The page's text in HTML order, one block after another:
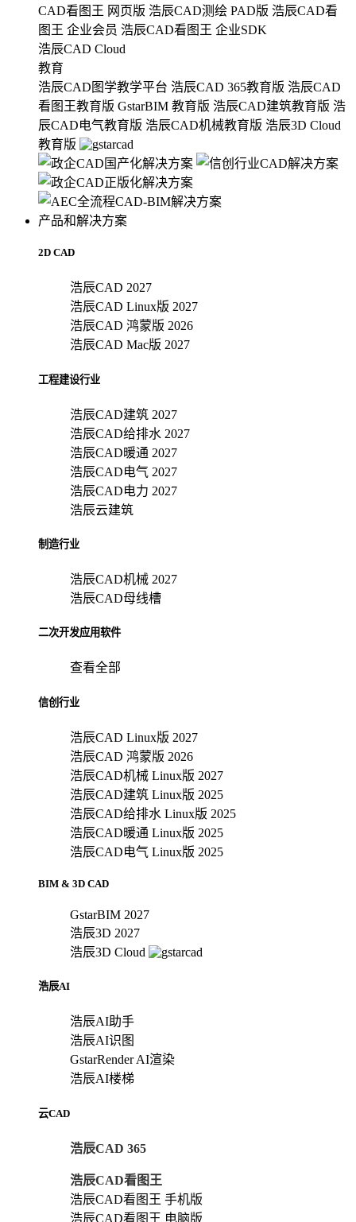
CAD看图王 网页版 浩辰CAD测绘 PAD版 浩辰CAD看
图王 企业会员 浩辰CAD看图王 企业SDK
浩辰CAD Cloud
教育
浩辰CAD图学教学平台 浩辰CAD 365教育版 浩辰CAD
看图王教育版 GstarBIM 教育版 浩辰CAD建筑教育版 浩
辰CAD电气教育版 浩辰CAD机械教育版 浩辰3D Cloud
教育版
产品和解决方案
2D CAD
浩辰CAD 2027
浩辰CAD Linux版 2027
浩辰CAD 鸿蒙版 2026
浩辰CAD Mac版 2027
工程建设行业
浩辰CAD建筑 2027
浩辰CAD给排水 2027
浩辰CAD暖通 2027
浩辰CAD电气 2027
浩辰CAD电力 2027
浩辰云建筑
制造行业
浩辰CAD机械 2027
浩辰CAD母线槽
二次开发应用软件
查看全部
信创行业
浩辰CAD Linux版 2027
浩辰CAD 鸿蒙版 2026
浩辰CAD机械 Linux版 2027
浩辰CAD建筑 Linux版 2025
浩辰CAD给排水 Linux版 2025
浩辰CAD暖通 Linux版 2025
浩辰CAD电气 Linux版 2025
BIM & 3D CAD
GstarBIM 2027
浩辰3D 2027
浩辰3D Cloud
浩辰AI
浩辰AI助手
浩辰AI识图
GstarRender AI渲染
浩辰AI楼梯
云CAD
浩辰CAD 365
浩辰CAD看图王
浩辰CAD看图王 手机版
浩辰CAD看图王 电脑版